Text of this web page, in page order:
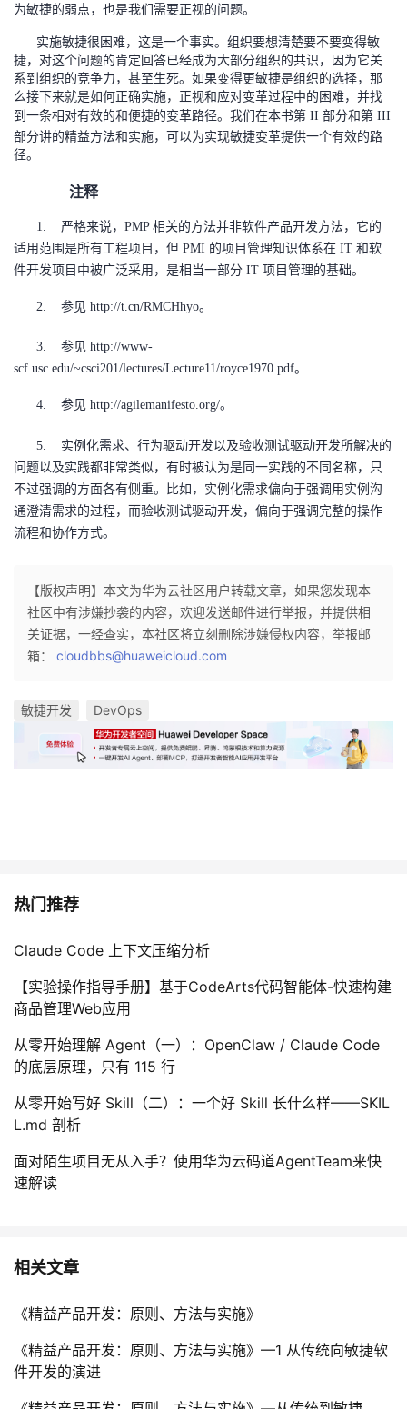
为敏捷的弱点，也是我们需要正视的问题。
实施敏捷很困难，这是一个事实。组织要想清楚要不要变得敏
捷，对这个问题的肯定回答已经成为大部分组织的共识，因为它关
系到组织的竞争力，甚至生死。如果变得更敏捷是组织的选择，那
么接下来就是如何正确实施，正视和应对变革过程中的困难，并找
到一条相对有效的和便捷的变革路径。我们在本书第 II 部分和第 III
部分讲的精益方法和实施，可以为实现敏捷变革提供一个有效的路
径。
注释
1. 严格来说， PMP 相关的方法并非软件产品开发方法，它的
适用范围是所有工程项目，但 PMI 的项目管理知识体系在 IT 和软
件开发项目中被广泛采用，是相当一部分 IT 项目管理的基础。
2. 参见 http://t.cn/RMCHhyo。
3. 参见 http://www-
scf.usc.edu/~csci201/lectures/Lecture11/royce1970.pdf。
4. 参见 http://agilemanifesto.org/。
5.
实例化需求、行为驱动开发以及验收测试驱动开发所解决的
问题以及实践都非常类似，有时被认为是同一实践的不同名称，只
不过强调的方面各有侧重。比如，实例化需求偏向于强调用实例沟
通澄清需求的过程，而验收测试驱动开发，偏向于强调完整的操作
流程和协作方式。
【版权声明】本文为华为云社区用户转载文章，如果您发现本
社区中有涉嫌抄袭的内容，欢迎发送邮件进行举报，并提供相
关证据，一经查实，本社区将立刻删除涉嫌侵权内容，举报邮
箱： cloudbbs@huaweicloud.com
敏捷开发 DevOps
热门推荐
Claude Code 上下文压缩分析
【实验操作指导手册】基于CodeArts代码智能体-快速构建
商品管理Web应用
从零开始理解 Agent（一）：OpenClaw / Claude Code
的底层原理，只有 115 行
从零开始写好 Skill（二）：一个好 Skill 长什么样——SKIL
L.md 剖析
面对陌生项目无从入手？使用华为云码道AgentTeam来快
速解读
相关文章
《精益产品开发：原则、方法与实施》
《精益产品开发：原则、方法与实施》—1 从传统向敏捷软
件开发的演进